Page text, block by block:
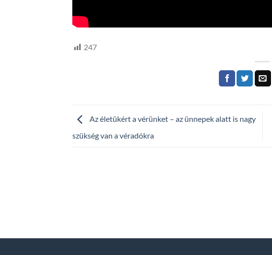
247
Az életükért a vérünket – az ünnepek alatt is nagy
szükség van a véradókra